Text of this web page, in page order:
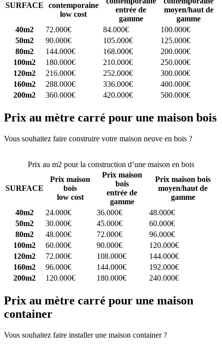
SURFACE
contemporaine
low cost
entrée de
gamme
moyen/haut de
gamme
40m2
72.000€ 84.000€
100.000€
50m2
90.000€ 105.000€
125.000€
80m2
144.000€ 168.000€
200.000€
100m2
180.000€ 210.000€
250.000€
120m2
216.000€ 252.000€
300.000€
160m2
288.000€ 336.000€
400.000€
200m2
360.000€ 420.000€ 500.000€
Prix au mètre carré pour une maison bois
Vous souhaitez faire construire votre maison neuve en bois ?
Prix au m2 pour la construction d’une maison en bois
SURFACE
Prix maison
bois
low cost
Prix maison
bois
entrée de
gamme
Prix maison bois
moyen/haut de
gamme
40m2
24.000€ 36.000€
48.000€
50m2
30.000€ 45.000€
60.000€
80m2
48.000€ 72.000€
96.000€
100m2
60.000€ 90.000€
120.000€
120m2
72.000€ 108.000€
144.000€
160m2
96.000€ 144.000€
192.000€
200m2
120.000€ 180.000€ 240.000€
Prix au mètre carré pour une maison
container
Vous souhaitez faire installer une maison container ?